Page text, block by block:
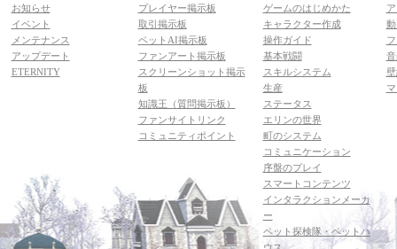
お知らせ
イベント
メンテナンス
アップデート
ETERNITY
プレイヤー掲示板
取引掲示板
ペットAI掲示板
ファンアート掲示板
スクリーンショット掲示
板
知識王（質問掲示板）
ファンサイトリンク
コミュニティポイント
ゲームのはじめかた
キャラクター作成
操作ガイド
基本戦闘
スキルシステム
生産
ステータス
エリンの世界
町のシステム
コミュニケーション
序盤のプレイ
スマートコンテンツ
インタラクションメーカ
ー
ペット探検隊・ペットハ